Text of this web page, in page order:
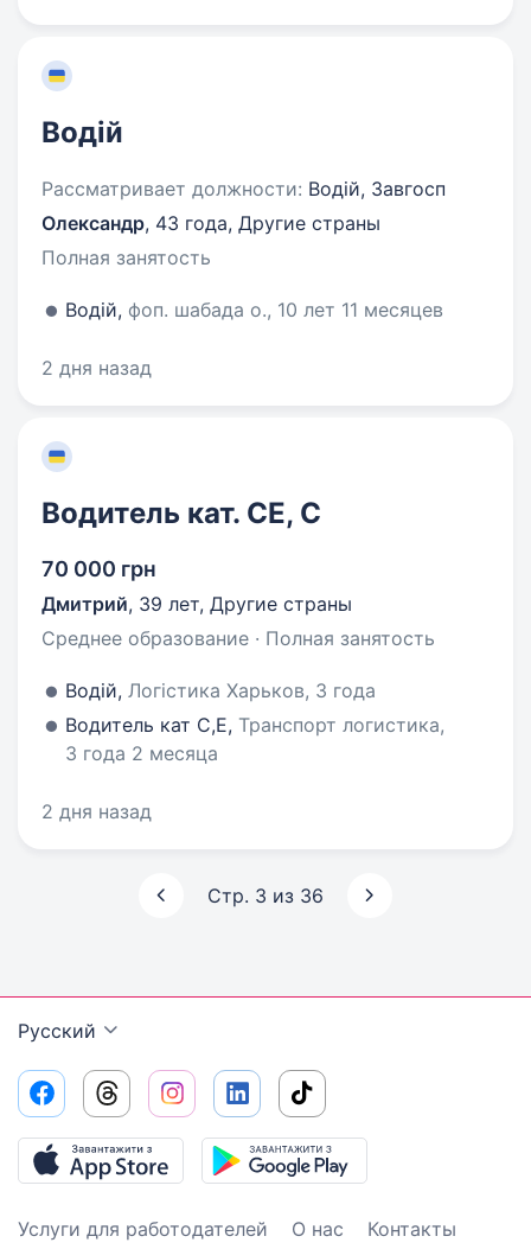
Водій
Рассматривает должности: Водій, Завгосп
Олександр, 43 года, Другие страны
Полная занятость
Водій, фоп. шабада о., 10 лет 11 месяцев
2 дня назад
Водитель кат. СЕ, С
70 000 грн
Дмитрий, 39 лет, Другие страны
Среднее образование · Полная занятость
Водій, Логістика Харьков, 3 года
Водитель кат С,Е, Транспорт логистика,
3 года 2 месяца
2 дня назад
Стр. 3 из 36
Русский
Услуги для работодателей О нас Контакты